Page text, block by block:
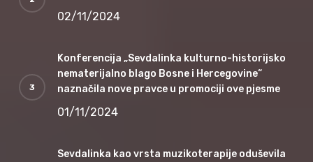
02/11/2024
Konferencija „Sevdalinka kulturno-historijsko
nematerijalno blago Bosne i Hercegovine“
naznačila nove pravce u promociji ove pjesme
01/11/2024
Sevdalinka kao vrsta muzikoterapije oduševila